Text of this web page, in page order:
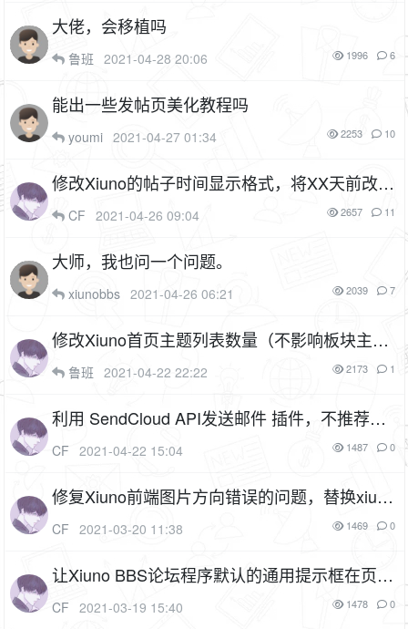
大佬，会移植吗
鲁班 2021-04-28 20:06 1996 6
能出一些发帖页美化教程吗
youmi 2021-04-27 01:34 2253 10
修改Xiuno的帖子时间显示格式，将XX天前改成
具体的年月日时分秒
CF 2021-04-26 09:04 2657 11
大师，我也问一个问题。
xiunobbs 2021-04-26 06:21 2039 7
修改Xiuno首页主题列表数量（不影响板块主题
列表数量），同时隐藏翻页按钮
鲁班 2021-04-22 22:22 2173 1
利用 SendCloud API发送邮件 插件，不推荐使
用（插件名：sendcloud）
CF 2021-04-22 15:04 1487 0
修复Xiuno前端图片方向错误的问题，替换xiun
o.js
CF 2021-03-20 11:38 1469 0
让Xiuno BBS论坛程序默认的通用提示框在页面
中间弹出
CF 2021-03-19 15:40 1478 0